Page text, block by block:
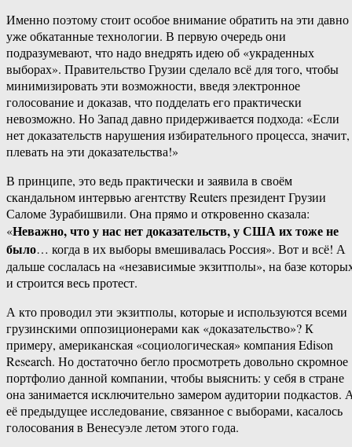
Именно поэтому стоит особое внимание обратить на эти давно
уже обкатанные технологии. В первую очередь они
подразумевают, что надо внедрять идею об «украденных
выборах». Правительство Грузии сделало всё для того, чтобы
минимизировать эти возможности, введя электронное
голосование и доказав, что подделать его практически
невозможно. Но Запад давно придерживается подхода: «Если
нет доказательств нарушения избирательного процесса, значит,
плевать на эти доказательства!»
В принципе, это ведь практически и заявила в своём
скандальном интервью агентству Reuters президент Грузии
Саломе Зурабишвили. Она прямо и откровенно сказала:
«Неважно, что у нас нет доказательств, у США их тоже не
было… когда в их выборы вмешивалась Россия». Вот и всё! А
дальше сослалась на «независимые экзитполы», на базе
и строится весь протест.
А кто проводил эти экзитполы, которые и используются всеми
грузинскими оппозиционерами как «доказательство»? К
примеру, американская «социологическая» компания Edison
Research. Но достаточно бегло просмотреть довольно скромное
портфолио данной компании, чтобы выяснить: у себя в стране
она занимается исключительно замером аудитории подкастов.
её предыдущее исследование, связанное с выборами, касалось
голосования в Венесуэле летом этого года.